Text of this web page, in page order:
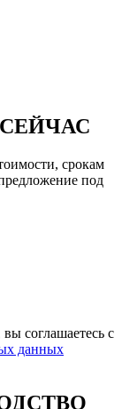
срокам
под
соглашаетесь с
данных